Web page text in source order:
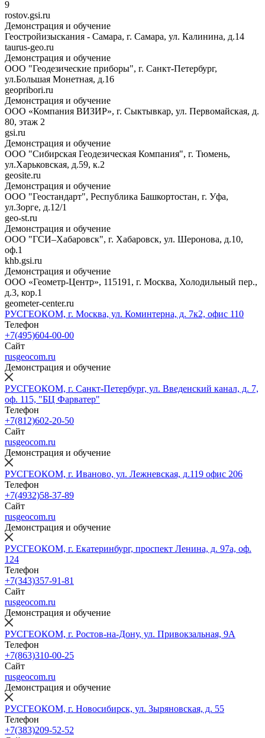
9
rostov.gsi.ru
Демонстрация и обучение
Геостройизыскания - Самара, г. Самара, ул. Калинина, д.14
taurus-geo.ru
Демонстрация и обучение
ООО "Геодезические приборы", г. Санкт-Петербург,
ул.Большая Монетная, д.16
geopribori.ru
Демонстрация и обучение
ООО «Компания ВИЗИР», г. Сыктывкар, ул. Первомайская, д.
80, этаж 2
gsi.ru
Демонстрация и обучение
ООО "Сибирская Геодезическая Компания", г. Тюмень,
ул.Харьковская, д.59, к.2
geosite.ru
Демонстрация и обучение
ООО "Геостандарт", Республика Башкортостан, г. Уфа,
ул.Зорге, д.12/1
geo-st.ru
Демонстрация и обучение
ООО "ГСИ–Хабаровск", г. Хабаровск, ул. Шеронова, д.10,
оф.1
khb.gsi.ru
Демонстрация и обучение
ООО «Геометр-Центр», 115191, г. Москва, Холодильный пер.,
д.3, кор.1
geometer-center.ru
РУСГЕОКОМ, г. Москва, ул. Коминтерна, д. 7к2, офис 110
Телефон
+7(495)604-00-00
Сайт
rusgeocom.ru
Демонстрация и обучение
РУСГЕОКОМ, г. Санкт-Петербург, ул. Введенский канал, д. 7,
оф. 115, "БЦ Фарватер"
Телефон
+7(812)602-20-50
Сайт
rusgeocom.ru
Демонстрация и обучение
РУСГЕОКОМ, г. Иваново, ул. Лежневская, д.119 офис 206
Телефон
+7(4932)58-37-89
Сайт
rusgeocom.ru
Демонстрация и обучение
РУСГЕОКОМ, г. Екатеринбург, проспект Ленина, д. 97а, оф.
124
Телефон
+7(343)357-91-81
Сайт
rusgeocom.ru
Демонстрация и обучение
РУСГЕОКОМ, г. Ростов-на-Дону, ул. Привокзальная, 9А
Телефон
+7(863)310-00-25
Сайт
rusgeocom.ru
Демонстрация и обучение
РУСГЕОКОМ, г. Новосибирск, ул. Зыряновская, д. 55
Телефон
+7(383)209-52-52